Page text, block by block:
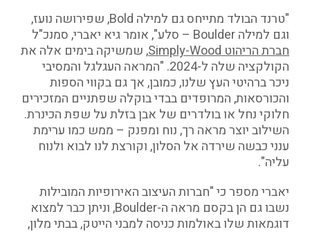
"טרנד הבולד מתייחס גם למילה Bold, שפירושה נועז,
וגם למילה Boulder – סלע", אומר גיא יאברי, סמנכ"ל
חברת הריהוט Simply-Wood
, שמשיקה בימים אלה את
הקולקציה שלה ל-2024. "המראה העגלגל והמסיבי
ניכר ברהיטי העץ שלנו, כמובן, אך גם בקווי הספות
והכורסאות, המרופדים בבדי בוקלה שפתניים המזכירים
חלוקי נחל או בולדרים של אבן בזלת על שפת הכינרת.
השילוב יוצר מראה רך, נוח ומפנק – ממש כמו ערימת
ענני כבשה שירדה אל הסלון, וקורצת לנו לבוא ולנוח
עליה".
יאברי מספר כי "חברות העיצוב האירופיות המובילות
נשבו גם הן בקסם מראה ה-Boulder, וניתן כבר למצוא
דוגמאות שלו באולמות כניסה למבני הייטק, בבתי מלון,